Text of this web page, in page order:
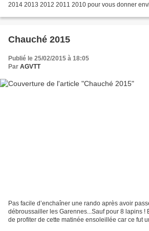
2014 2013 2012 2011 2010 pour vous donner
Chauché 2015
Publié le 25/02/2015 à 18:05
Par AGVTT
Pas facile d’enchaîner une rando après avoir
débroussailler les Garennes...Sauf pour 8 lapins !
de profiter de cette matinée ensoleillée car ce fut